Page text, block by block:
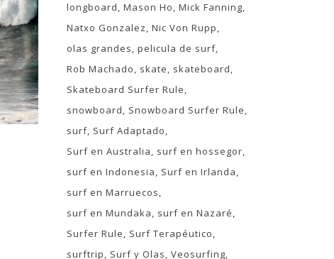
longboard Mason Ho Mick Fanning
Natxo Gonzalez Nic Von Rupp
olas grandes pelicula de surf
Rob Machado
skate
skateboard
Skateboard Surfer Rule
snowboard
Snowboard Surfer Rule
surf Surf Adaptado
Surf en Australia
surf en hossegor
surf en Indonesia
Surf en Irlanda
surf en Marruecos
surf en Mundaka
surf en Nazaré
Surfer Rule
Surf Terapéutico
surftrip
Surf y Olas Veosurfing